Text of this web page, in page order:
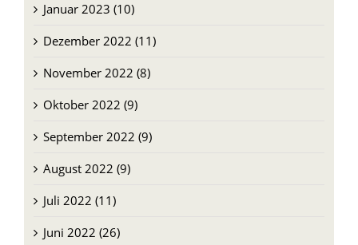
Januar 2023 (10)
Dezember 2022 (11)
November 2022 (8)
Oktober 2022 (9)
September 2022 (9)
August 2022 (9)
Juli 2022 (11)
Juni 2022 (26)